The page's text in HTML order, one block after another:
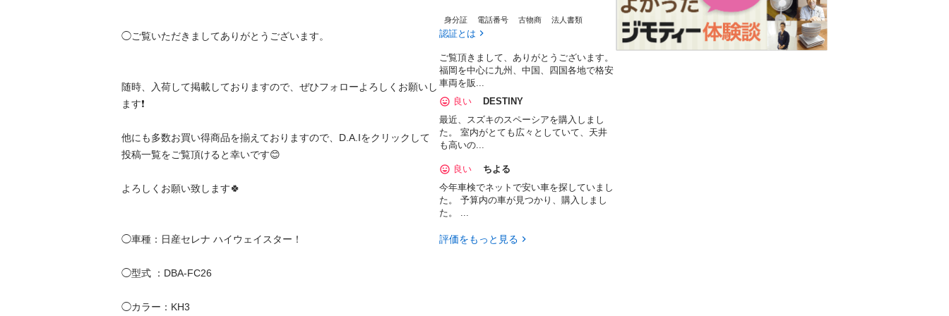
◯ご覧いただきましてありがとうございます。
随時、入荷して掲載しておりますので、ぜひフォローよろしくお願いし
ます❗️
他にも多数お買い得商品を揃えておりますので、D.A.Iをクリックして
投稿一覧をご覧頂けると幸いです😊
よろしくお願い致します🍀
◯車種：日産セレナ ハイウェイスター！
◯型式 ：DBA-FC26
◯カラー：KH3
身分証 電話番号 古物商 法人書類
認証とは
ご覧頂きまして、ありがとうございます。
福岡を中心に九州、中国、四国各地で格安
車両を販...
良い
DESTINY
最近、スズキのスペーシアを購入しまし
た。 室内がとても広々としていて、天井
も高いの...
良い
ちよる
今年車検でネットで安い車を探していまし
た。 予算内の車が見つかり、購入しまし
た。 ...
評価をもっと見る